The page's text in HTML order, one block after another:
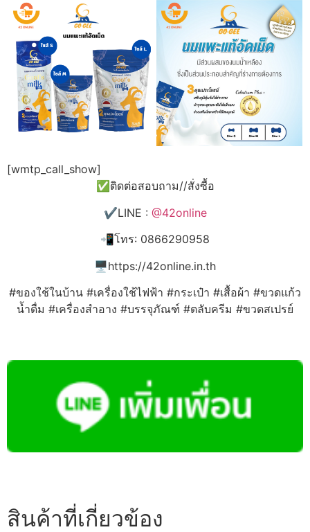
[wmtp_call_show]
✅ติดต่อสอบถาม//สั่งซื้อ
✔️LINE : @42online
📲โทร: 0866290958
🖥️https://42online.in.th
#ของใช้ในบ้าน #เครื่องใช้ไฟฟ้า #กระเป๋า #เสื้อผ้า #ขวดแก้ว
น้ำดื่ม #เครื่องสำอาง #บรรจุภัณฑ์ #ตลับครีม #ขวดสเปรย์
สินค้าที่เกี่ยวข้อง